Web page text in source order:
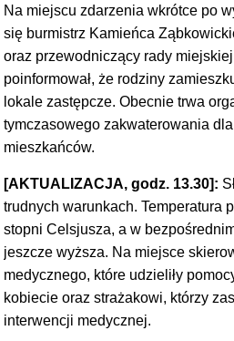
Na miejscu zdarzenia wkrótce po
się burmistrz Kamieńca
oraz przewodniczący rady
poinformował, że rodziny
lokale zastępcze. Obecnie trwa
tymczasowego zakwaterowania
mieszkańców.
[AKTUALIZACJA, godz. 13.30]:
trudnych warunkach. Temperatura
stopni Celsjusza, a w
jeszcze wyższa. Na miejsce
medycznego, które udzieliły
kobiecie oraz strażakowi, którzy
interwencji medycznej.